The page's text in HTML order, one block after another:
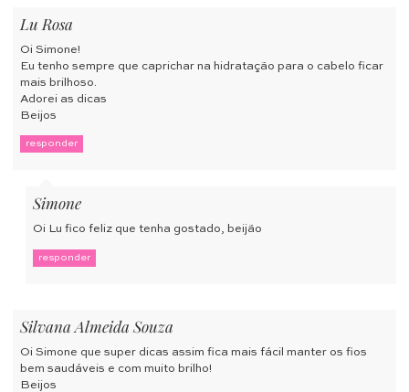
Lu Rosa
Oi Simone!
Eu tenho sempre que caprichar na hidratação para o cabelo ficar
mais brilhoso.
Adorei as dicas
Beijos
responder
Simone
Oi Lu fico feliz que tenha gostado, beijão
responder
Silvana Almeida Souza
Oi Simone que super dicas assim fica mais fácil manter os fios
bem saudáveis e com muito brilho!
Beijos